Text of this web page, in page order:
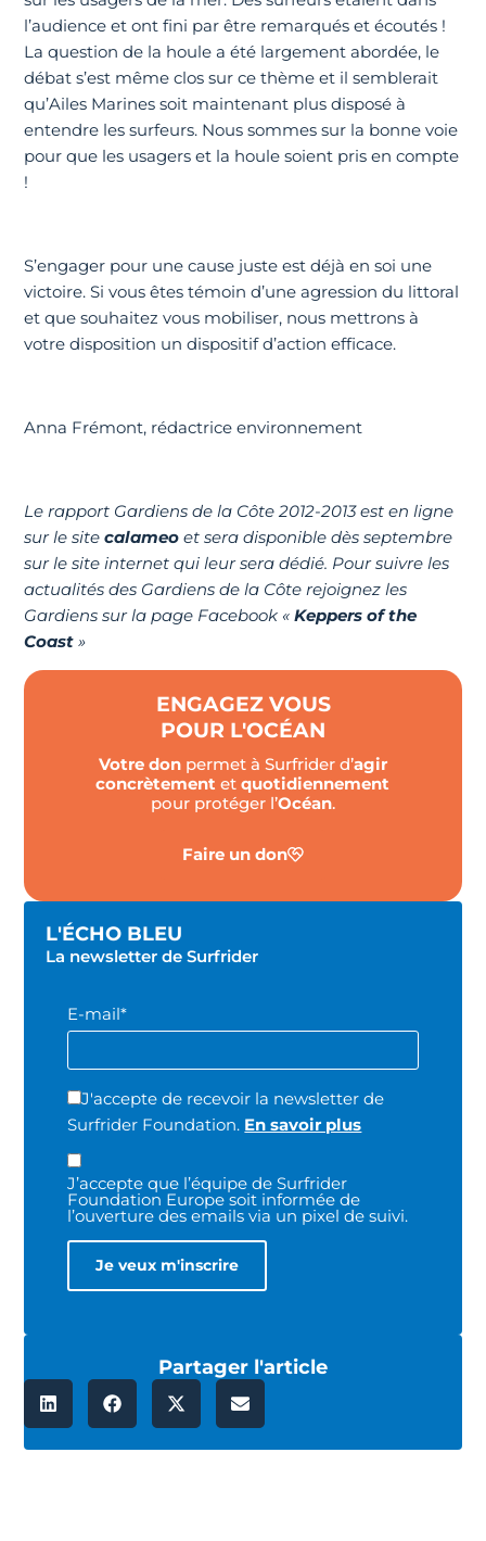
l’audience et ont fini par être remarqués et écoutés !
La question de la houle a été largement abordée, le
débat s’est même clos sur ce thème et il semblerait
qu’Ailes Marines soit maintenant plus disposé à
entendre les surfeurs. Nous sommes sur la bonne voie
pour que les usagers et la houle soient pris en compte
!
S’engager pour une cause juste est déjà en soi une
victoire. Si vous êtes témoin d’une agression du littoral
et que souhaitez vous mobiliser, nous mettrons à
votre disposition un dispositif d’action efficace.
Anna Frémont, rédactrice environnement
Le rapport Gardiens de la Côte 2012-2013 est en ligne
sur le sitecalameo et sera disponible dès septembre
sur le site internet qui leur sera dédié. Pour suivre les
actualités des Gardiens de la Côte rejoignez les
Gardiens sur la page Facebook «Keppers of the
Coast»
ENGAGEZ VOUS
POUR L'OCÉAN
Votre donpermet à Surfrider d’agir
concrètement etquotidiennement
pour protéger l’Océan.
Faire un don
L'ÉCHO BLEU
La newsletter de Surfrider
E-mail*
J'accepte de recevoir la newsletter de
Surfrider Foundation. En savoir plus
J’accepte que l’équipe de Surfrider
Foundation Europe soit informée de
l’ouverture des emails via un pixel de suivi.
Partager l'article